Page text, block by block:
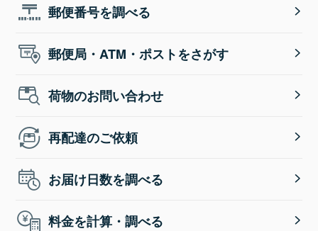
郵便番号を調べる
郵便局・ATM・ポストをさがす
荷物のお問い合わせ
再配達のご依頼
お届け日数を調べる
料金を計算・調べる